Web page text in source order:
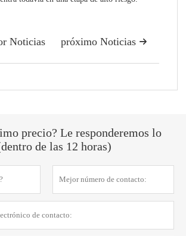
Noticias 
próximo Noticias
precio? Le responderemos lo
de las 12 horas)